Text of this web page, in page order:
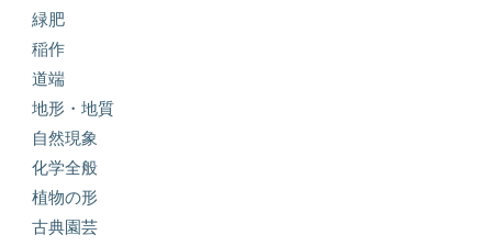
緑肥
稲作
道端
地形・地質
自然現象
化学全般
植物の形
古典園芸